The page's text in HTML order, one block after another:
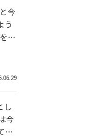
今
う
目
し
今
、